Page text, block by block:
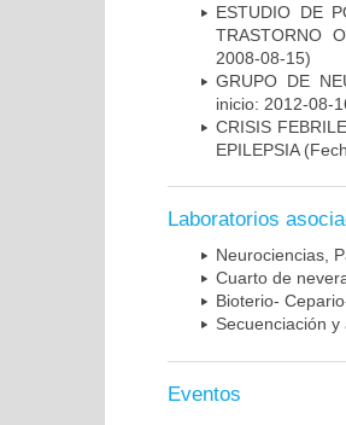
ESTUDIO DE
TRASTORNO
2008-08-15)
GRUPO DE
inicio: 2012-08-
CRISIS
EPILEPSIA
Laboratorios
Neurociencias,
Cuarto de
Bioterio-
Secuenciación
Eventos